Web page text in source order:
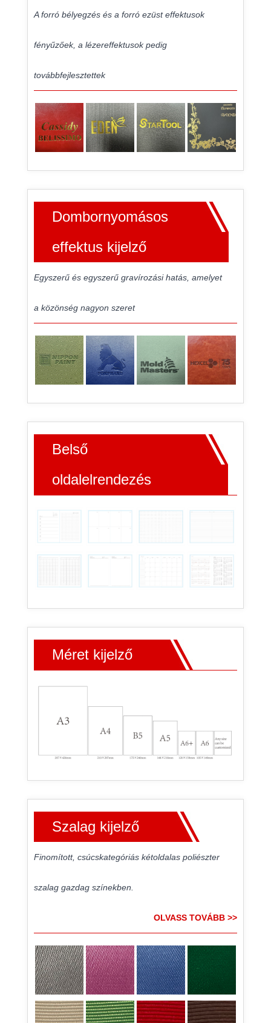
A forró bélyegzés és a forró ezüst effektusok
fényűzőek, a lézereffektusok pedig
továbbfejlesztettek
Dombornyomásos
effektus kijelző
Egyszerű és egyszerű gravírozási hatás, amelyet
a közönség nagyon szeret
Belső
oldalelrendezés
Méret kijelző
Szalag kijelző
Finomított, csúcskategóriás kétoldalas poliészter
szalag gazdag színekben.
OLVASS TOVÁBB >>